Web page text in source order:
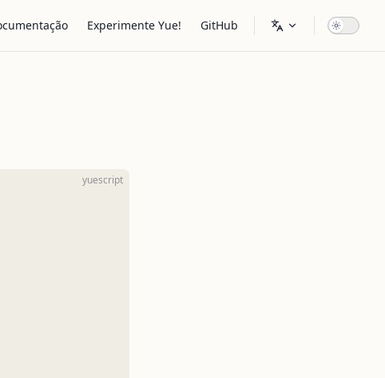
Experimente Yue! GitHub
yuescript